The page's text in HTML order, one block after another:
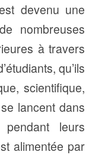
devenu une
nombreuses
à travers
qu’ils
scientifique,
lancent dans
pendant leurs
alimentée par